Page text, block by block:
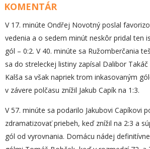
KOMENTÁR
V 17. minúte Ondřej Novotný poslal
vedenia a o sedem minút neskôr pridal ten
gól – 0:2. V 40. minúte sa Ružomberčania
sa do streleckej listiny zapísal Dalibor
Kalša sa však napriek trom inkasovaným
v závere polčasu znížil Jakub Capík na 1:3.
V 57. minúte sa podarilo Jakubovi Capíkovi
zdramatizovať priebeh, keď znížil na 2:3 a
gól od vyrovnania. Domácu nádej